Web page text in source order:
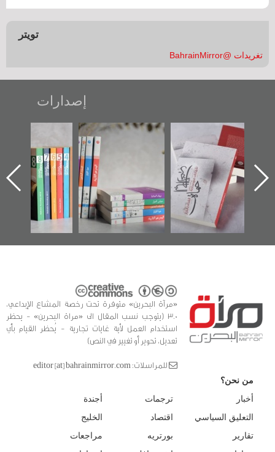
تويتر
تغريدات @BahrainMirror
إصدارات
الأخير":
عن
ساحة
أوال
والتوثيق
تصنيف موضوعي
للوثائق البريطانية
يقدمه «مركز أوال»
كتب
"مرآة البحرين"
تصدر حصاد
الساحات 2019
عسكري
«مرآة
«مرآة البحرين» متوفرة تحت رخصة المشاع الإبداعي،
3.0 (يتوجب نسب المقال الى «مراة البحرين» - يحظر
استخدام العمل لأية غايات تجارية - يُحظر القيام بأي
تعديل، تحوير أو تغيير في النص)
للمراسلات: editor [at] bahrainmirror.com
من نحن؟
أخبار
التعليق السياسي
تقارير
ترجمات
اقتصاد
بورتريه
أجندة
الخليج
مراجعات